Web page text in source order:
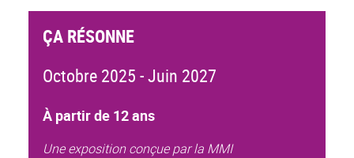
ÇA RÉSONNE
Octobre 2025 - Juin 2027
À partir de 12 ans
Une exposition conçue par la MMI